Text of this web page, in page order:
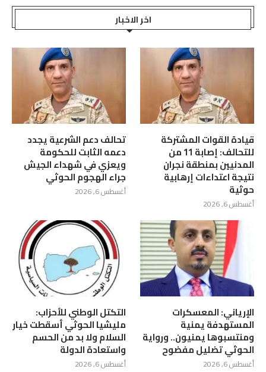
اخر الاخبار
قيادة القوات المشتركة
للتحالف: إصابة 11 من
المدنيين بمنطقة نجران
نتيجة اعتداءات إرهابية
حوثية
أغسطس 6, 2026
تحالف دعم الشرعية يجدد
دعمه الثابت للحكومة
ويعزي في شهداء الجيش
جراء الهجوم الحوثي
أغسطس 6, 2026
الإرياني: المعسكرات
المستهدفة يمنية
ومنتسبوها يمنيون.. ورواية
الحوثي تضليل مفضوح
أغسطس 6, 2026
التكتل الوطني للأحزاب:
مليشيا الحوثي أسقطت خيار
السلام ولا بد من الحسم
واستعادة الدولة
أغسطس 6, 2026